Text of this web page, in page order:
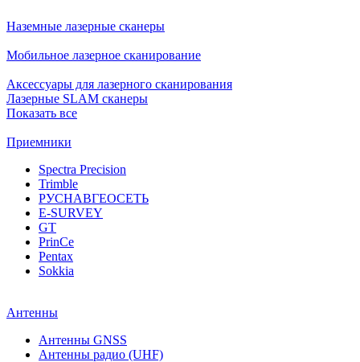
Наземные лазерные сканеры
Мобильное лазерное сканирование
Аксессуары для лазерного сканирования
Лазерные SLAM сканеры
Показать все
Приемники
Spectra Precision
Trimble
РУСНАВГЕОСЕТЬ
E-SURVEY
GT
PrinCe
Pentax
Sokkia
Антенны
Антенны GNSS
Антенны радио (UHF)